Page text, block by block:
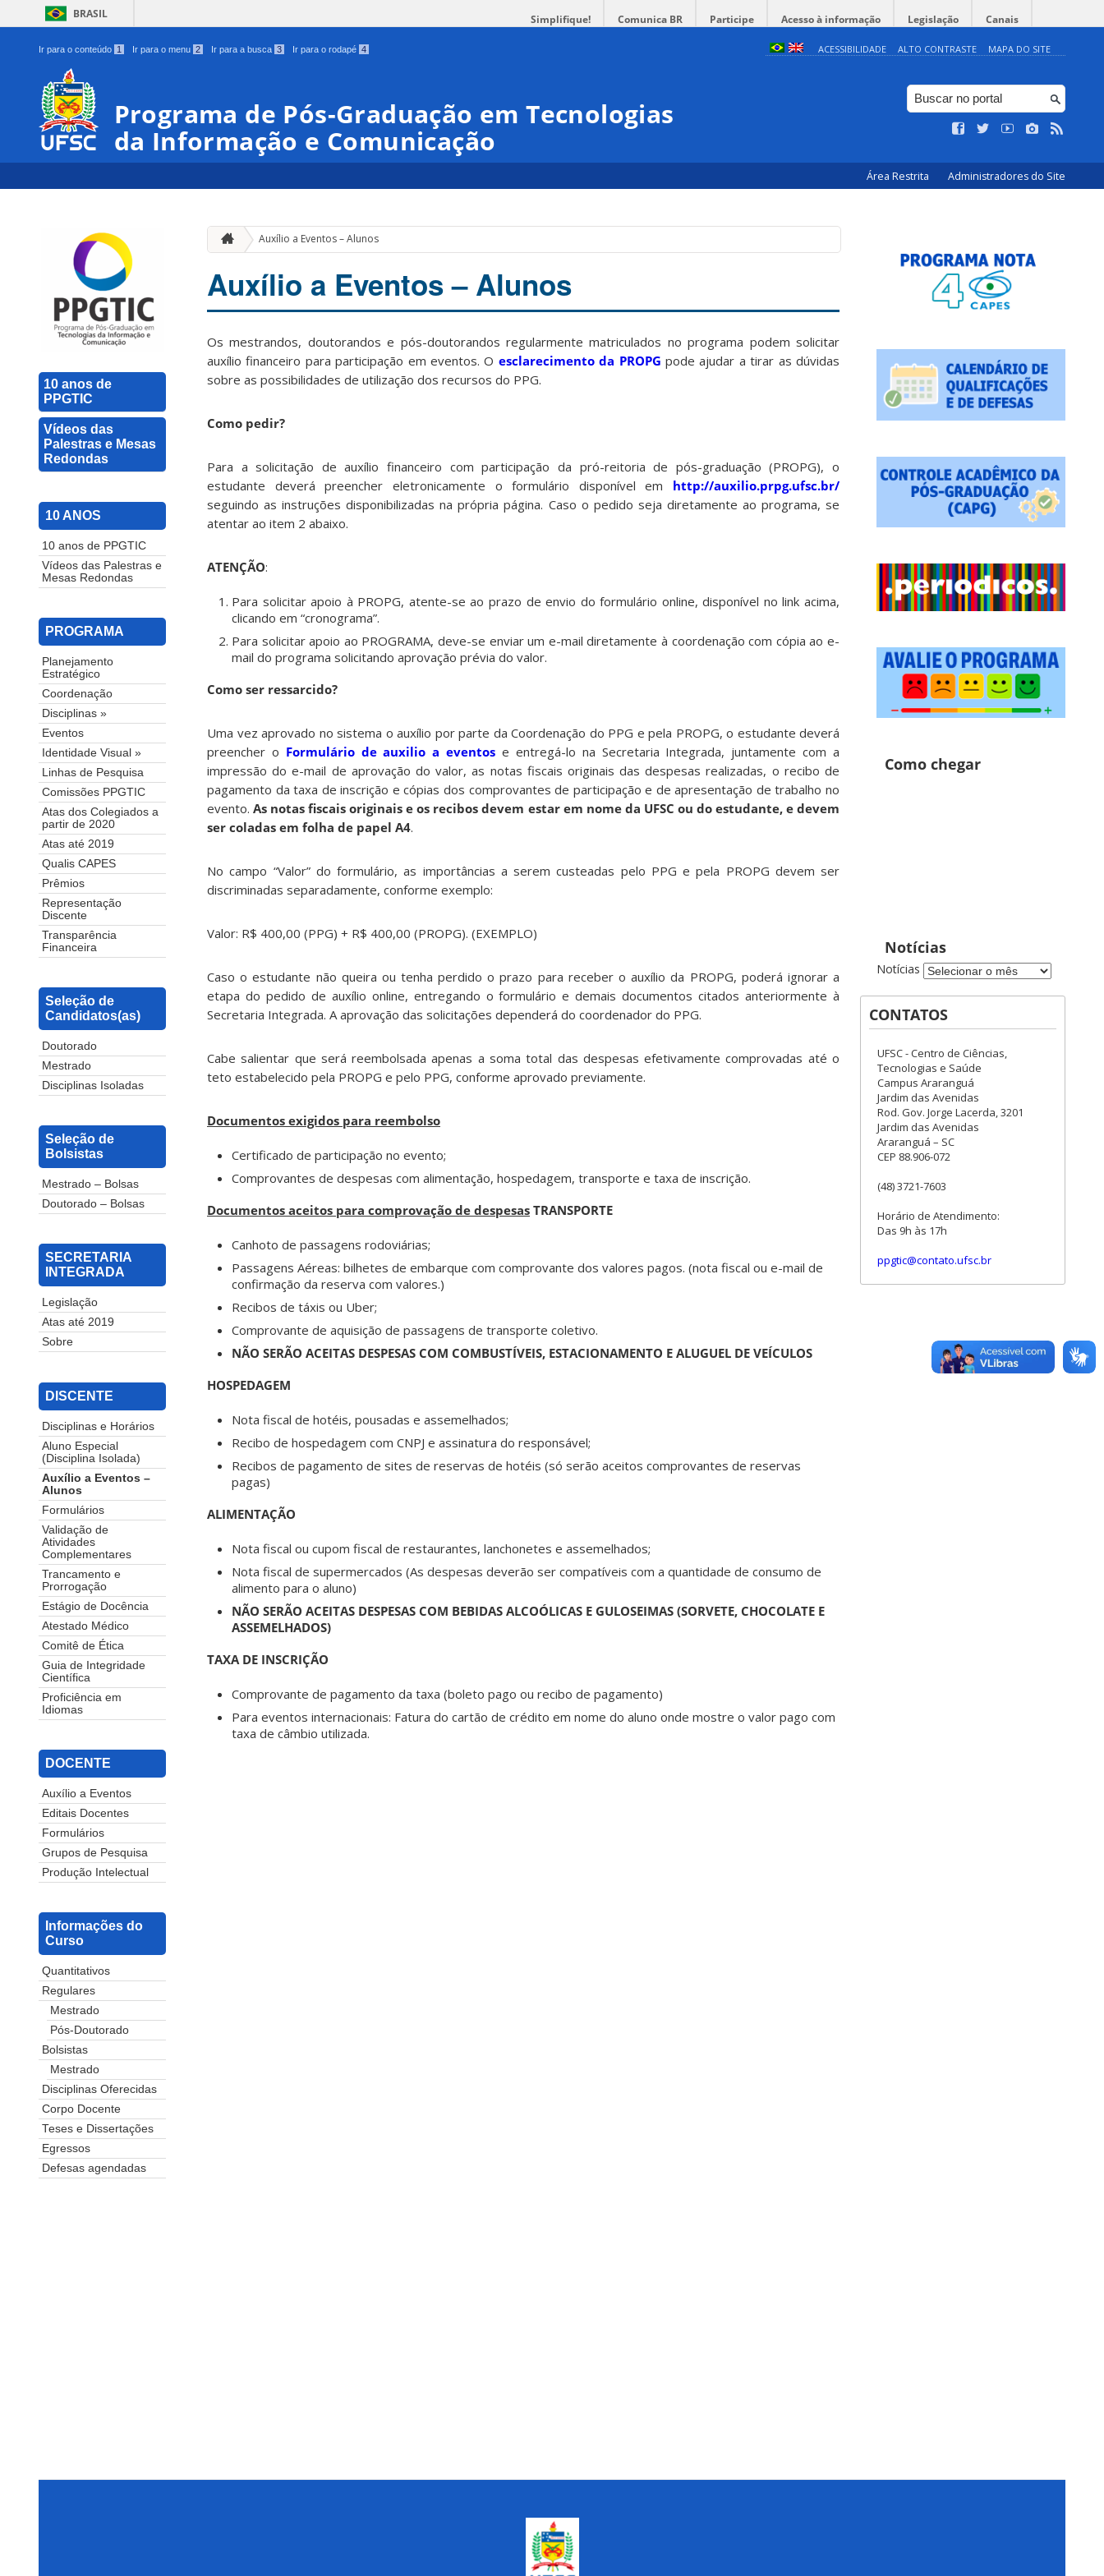
BRASIL Simplifique! Comunica BR Participe Acesso à informação Legislação Canais
Ir para o conteúdo 1 Ir para o menu 2 Ir para a busca 3 Ir para o rodapé 4 ACESSIBILIDADE ALTO CONTRASTE MAPA DO SITE
Programa de Pós-Graduação em Tecnologias
da Informação e Comunicação
Área Restrita Administradores do Site
10 anos de
PPGTIC
Vídeos das
Palestras e Mesas
Redondas
10 ANOS
10 anos de PPGTIC
Vídeos das Palestras e
Mesas Redondas
PROGRAMA
Planejamento
Estratégico
Coordenação
Disciplinas »
Eventos
Identidade Visual »
Linhas de Pesquisa
Comissões PPGTIC
Atas dos Colegiados a
partir de 2020
Atas até 2019
Qualis CAPES
Prêmios
Representação
Discente
Transparência
Financeira
Seleção de
Candidatos(as)
Doutorado
Mestrado
Disciplinas Isoladas
Seleção de
Bolsistas
Mestrado – Bolsas
Doutorado – Bolsas
SECRETARIA
INTEGRADA
Legislação
Atas até 2019
Sobre
DISCENTE
Disciplinas e Horários
Aluno Especial
(Disciplina Isolada)
Auxílio a Eventos –
Alunos
Formulários
Validação de
Atividades
Complementares
Trancamento e
Prorrogação
Estágio de Docência
Atestado Médico
Comitê de Ética
Guia de Integridade
Científica
Proficiência em
Idiomas
DOCENTE
Auxílio a Eventos
Editais Docentes
Formulários
Grupos de Pesquisa
Produção Intelectual
Informações do
Curso
Quantitativos
Regulares
Mestrado
Pós-Doutorado
Bolsistas
Mestrado
Disciplinas Oferecidas
Corpo Docente
Teses e Dissertações
Egressos
Defesas agendadas
Auxílio a Eventos – Alunos
Auxílio a Eventos – Alunos
Os mestrandos, doutorandos e pós-doutorandos regularmente matriculados no programa podem solicitar
auxílio financeiro para participação em eventos. O esclarecimento da PROPG pode ajudar a tirar as dúvidas
sobre as possibilidades de utilização dos recursos do PPG.
Como pedir?
Para a solicitação de auxílio financeiro com participação da pró-reitoria de pós-graduação (PROPG), o
estudante deverá preencher eletronicamente o formulário disponível em http://auxilio.prpg.ufsc.br/
seguindo as instruções disponibilizadas na própria página. Caso o pedido seja diretamente ao programa, se
atentar ao item 2 abaixo.
ATENÇÃO:
Para solicitar apoio à PROPG, atente-se ao prazo de envio do formulário online, disponível no link acima,
clicando em “cronograma”.
Para solicitar apoio ao PROGRAMA, deve-se enviar um e-mail diretamente à coordenação com cópia ao e-
mail do programa solicitando aprovação prévia do valor.
Como ser ressarcido?
Uma vez aprovado no sistema o auxílio por parte da Coordenação do PPG e pela PROPG, o estudante deverá
preencher o Formulário de auxilio a eventos e entregá-lo na Secretaria Integrada, juntamente com a
impressão do e-mail de aprovação do valor, as notas fiscais originais das despesas realizadas, o recibo de
pagamento da taxa de inscrição e cópias dos comprovantes de participação e de apresentação de trabalho no
evento.As notas fiscais originais e os recibos devem estar em nome da UFSC ou do estudante, e devem
ser coladas em folha de papel A4.
No campo “Valor” do formulário, as importâncias a serem custeadas pelo PPG e pela PROPG devem ser
discriminadas separadamente, conforme exemplo:
Valor: R$ 400,00 (PPG) + R$ 400,00 (PROPG). (EXEMPLO)
Caso o estudante não queira ou tenha perdido o prazo para receber o auxílio da PROPG, poderá ignorar a
etapa do pedido de auxílio online, entregando o formulário e demais documentos citados anteriormente à
Secretaria Integrada. A aprovação das solicitações dependerá do coordenador do PPG.
Cabe salientar que será reembolsada apenas a soma total das despesas efetivamente comprovadas até o
teto estabelecido pela PROPG e pelo PPG, conforme aprovado previamente.
Documentos exigidos para reembolso
Certificado de participação no evento;
Comprovantes de despesas com alimentação, hospedagem, transporte e taxa de inscrição.
Documentos aceitos para comprovação de despesas TRANSPORTE
Canhoto de passagens rodoviárias;
Passagens Aéreas: bilhetes de embarque com comprovante dos valores pagos. (nota fiscal ou e-mail de
confirmação da reserva com valores.)
Recibos de táxis ou Uber;
Comprovante de aquisição de passagens de transporte coletivo.
NÃO SERÃO ACEITAS DESPESAS COM COMBUSTÍVEIS, ESTACIONAMENTO E ALUGUEL DE VEÍCULOS
HOSPEDAGEM
Nota fiscal de hotéis, pousadas e assemelhados;
Recibo de hospedagem com CNPJ e assinatura do responsável;
Recibos de pagamento de sites de reservas de hotéis (só serão aceitos comprovantes de reservas
pagas)
ALIMENTAÇÃO
Nota fiscal ou cupom fiscal de restaurantes, lanchonetes e assemelhados;
Nota fiscal de supermercados (As despesas deverão ser compatíveis com a quantidade de consumo de
alimento para o aluno)
NÃO SERÃO ACEITAS DESPESAS COM BEBIDAS ALCOÓLICAS E GULOSEIMAS (SORVETE, CHOCOLATE E
ASSEMELHADOS)
TAXA DE INSCRIÇÃO
Comprovante de pagamento da taxa (boleto pago ou recibo de pagamento)
Para eventos internacionais: Fatura do cartão de crédito em nome do aluno onde mostre o valor pago com
taxa de câmbio utilizada.
Como chegar
Notícias
Notícias
CONTATOS
UFSC - Centro de Ciências,
Tecnologias e Saúde
Campus Araranguá
Jardim das Avenidas
Rod. Gov. Jorge Lacerda, 3201
Jardim das Avenidas
Araranguá – SC
CEP 88.906-072
(48) 3721-7603
Horário de Atendimento:
Das 9h às 17h
ppgtic@contato.ufsc.br